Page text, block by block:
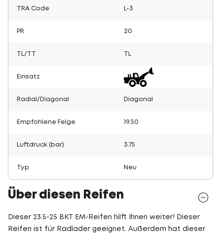
TRA Code L-3
PR 20
TL/TT
Einsatz
Radial/Diagonal Diagonal
Empfohlene Felge 19.50
Luftdruck (bar) 3.75
Typ Neu
Über diesen Reifen
Dieser 23.5-25 BKT EM-Reifen hilft Ihnen weiter! Dieser
Reifen ist für Radlader geeignet. Außerdem hat dieser